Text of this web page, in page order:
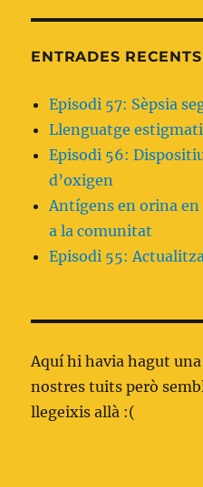
ENTRADES RECENTS
Episodi 57: Sèpsia
Llenguatge
Episodi 56:
d’oxigen
Antígens en orina
a la comunitat
Episodi 55:
Aquí hi havia hagut
nostres tuits però
llegeixis allà :(